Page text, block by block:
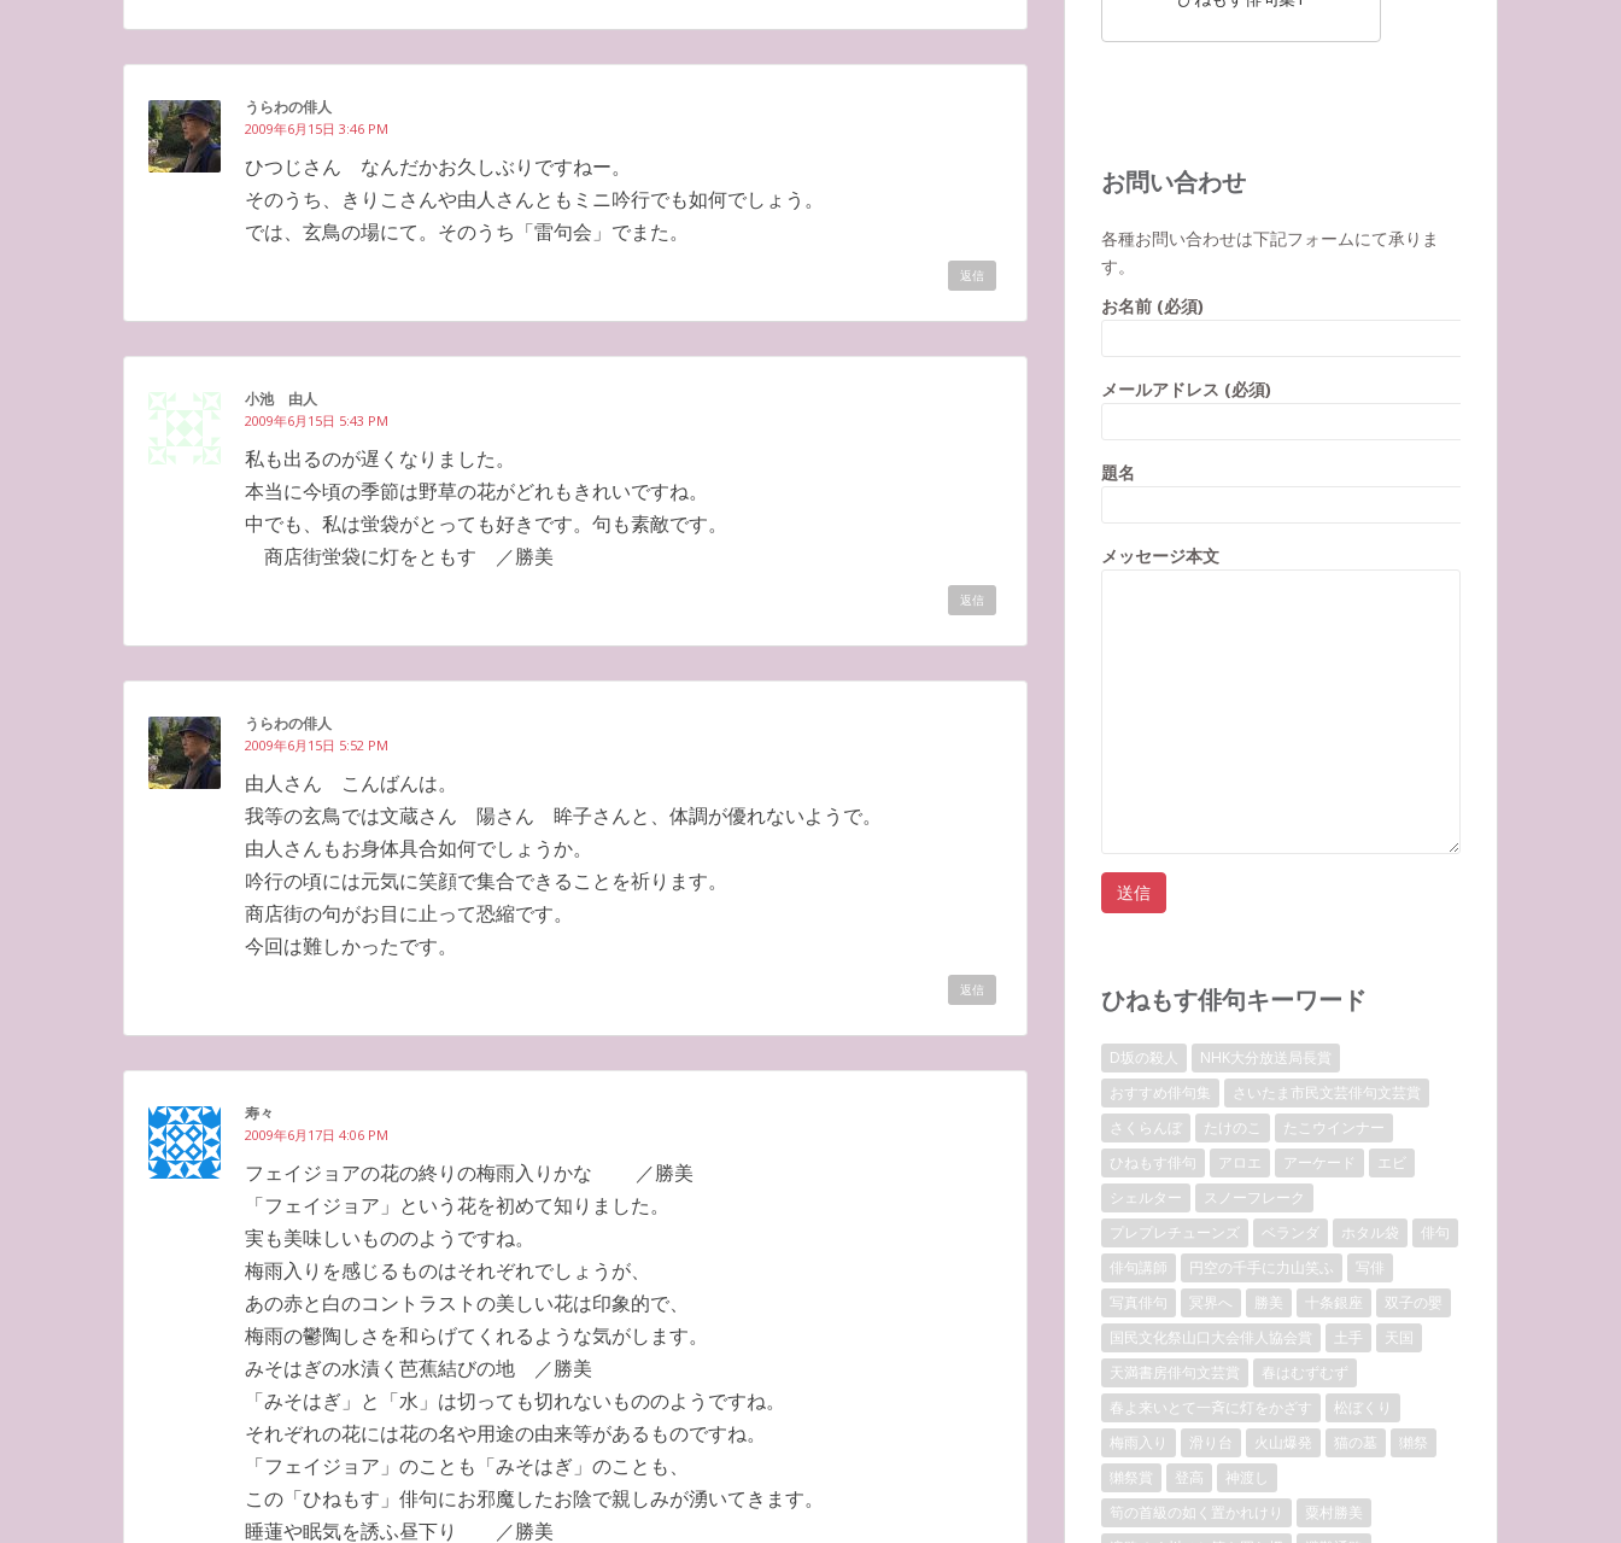
うらわの俳人
2009年6月15日 3:46 PM
ひつじさん なんだかお久しぶりですねー。
そのうち、きりこさんや由人さんともミニ吟行でも如何でしょう。
では、玄鳥の場にて。そのうち「雷句会」でまた。
返信
小池 由人
2009年6月15日 5:43 PM
私も出るのが遅くなりました。
本当に今頃の季節は野草の花がどれもきれいですね。
中でも、私は蛍袋がとっても好きです。句も素敵です。
商店街蛍袋に灯をともす ／勝美
返信
うらわの俳人
2009年6月15日 5:52 PM
由人さん こんばんは。
我等の玄鳥では文蔵さん 陽さん 眸子さんと、体調が優れないようで。
由人さんもお身体具合如何でしょうか。
吟行の頃には元気に笑顔で集合できることを祈ります。
商店街の句がお目に止って恐縮です。
今回は難しかったです。
返信
寿々
2009年6月17日 4:06 PM
フェイジョアの花の終りの梅雨入りかな ／勝美
「フェイジョア」という花を初めて知りました。
実も美味しいもののようですね。
梅雨入りを感じるものはそれぞれでしょうが、
あの赤と白のコントラストの美しい花は印象的で、
梅雨の鬱陶しさを和らげてくれるような気がします。
みそはぎの水漬く芭蕉結びの地 ／勝美
「みそはぎ」と「水」は切っても切れないもののようですね。
それぞれの花には花の名や用途の由来等があるものですね。
「フェイジョア」のことも「みそはぎ」のことも、
この「ひねもす」俳句にお邪魔したお陰で親しみが湧いてきます。
睡蓮や眠気を誘ふ昼下り ／勝美
お問い合わせ
各種お問い合わせは下記フォームにて承りま
す。
お名前 (必須)
メールアドレス (必須)
題名
メッセージ本文
ひねもす俳句キーワード
D坂の殺人
NHK大分放送局長賞
おすすめ俳句集
さいたま市民文芸俳句文芸賞
さくらんぼ
たけのこ
たこウインナー
ひねもす俳句
アロエ アーケード
エビ
シェルター
スノーフレーク
プレプレチューンズ
ベランダ ホタル袋
俳句
俳句講師
円空の千手に力山笑ふ
写俳
写真俳句
冥界へ 勝美 十条銀座
双子の嬰
国民文化祭山口大会俳人協会賞
土手
天国
天満書房俳句文芸賞
春はむずむず
春よ来いとて一斉に灯をかざす
松ぼくり
梅雨入り
滑り台 火山爆発 猫の墓
獺祭
獺祭賞
登高
神渡し
筍の首級の如く置かれけり
粟村勝美